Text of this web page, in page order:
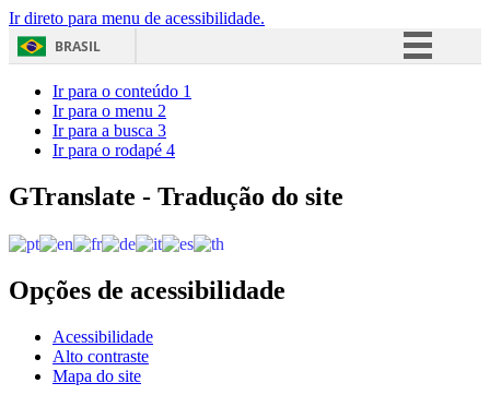
Ir direto para menu de acessibilidade.
BRASIL
Acesso à informação
Ir para o conteúdo 1
Ir para o menu 2
Ir para a busca 3
Ir para o rodapé 4
GTranslate - Tradução do site
Opções de acessibilidade
Acessibilidade
Alto contraste
Mapa do site